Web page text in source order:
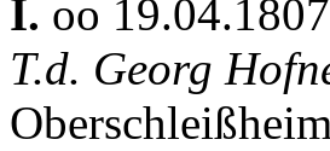
I. oo
T.d. Georg